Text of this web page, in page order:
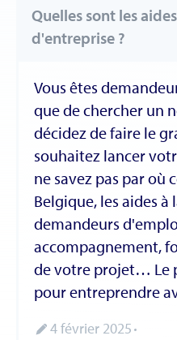
Quelles sont les
d'entreprise ?
Vous êtes
que de chercher un
décidez de faire le
souhaitez lancer
ne savez pas par où
Belgique, les aides
demandeurs
accompagnement,
de votre projet… Le
pour entreprendre
4 février 2025